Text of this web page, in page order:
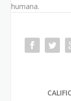
humana.